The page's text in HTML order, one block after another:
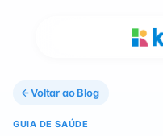
Voltar ao Blog
GUIA DE SAÚDE